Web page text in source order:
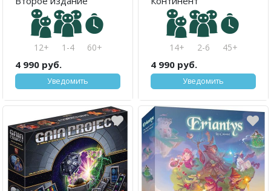
12+ 1-4 60+
4 990 руб.
Уведомить
14+ 2-6 45+
4 990 руб.
Уведомить